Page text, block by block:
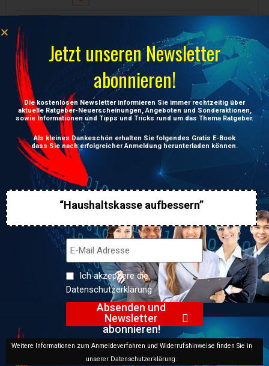
Modern English Training for
Engineers – Englisch für die
Aus- und Weiterbildung von
Ingenieuren. English with help
in translation to German
Preis:
UNSERE NEUESTEN BEITRÄGE
Jetzt unseren Newsletter
abonnieren!
Die kostenlosen Newsletter informieren Sie immer rechtzeitig über
aktuelle Ratgeber-Neuerscheinungen, Angeboten und Sonderaktionen,
sowie Informationen und Tipps und Tricks rund um das Thema Ratgeber.
Als kleines Dankeschön erhalten Sie folgendes Gratis E-Book
dass Sie nach erfolgreicher Anmeldung herunterladen können.
“Haushaltskasse aufbessern”
Ich akzeptiere die
Datenschutzerklärung
Absenden und
Newsletter
abonnieren!
Weitere Informationen zum Anmeldeverfahren und Widerrufshinweise finden Sie in
unserer Datenschutzerklärung.